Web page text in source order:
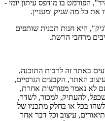
הפורמט בו מודפס עיתון יומי -
את כל מה שגיק ומעניין.
היא חנות תכנית שותפים
באתר זה לרבות התוכנה,
האתר, הקבצים הגרפיים,
לא נאמר מפורשות אחרת,
להעתיק, למכור, לשדר,
בכל או בחלק מתכניו של
עיצוב וכל דבר אחר